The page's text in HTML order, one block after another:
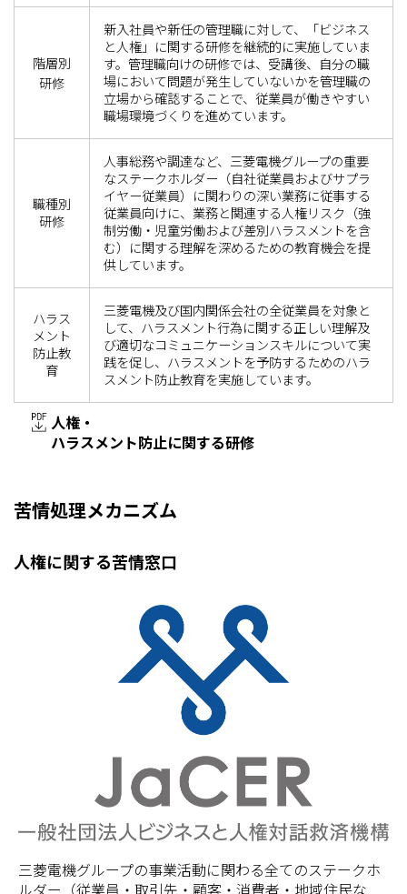
階層別
研修
新入社員や新任の管理職に対して、「ビジネス
と人権」に関する研修を継続的に実施していま
す。管理職向けの研修では、受講後、自分の職
場において問題が発生していないかを管理職の
立場から確認することで、従業員が働きやすい
職場環境づくりを進めています。
職種別
研修
人事総務や調達など、三菱電機グループの重要
なステークホルダー（自社従業員およびサプラ
イヤー従業員）に関わりの深い業務に従事する
従業員向けに、業務と関連する人権リスク（強
制労働・児童労働および差別ハラスメントを含
む）に関する理解を深めるための教育機会を提
供しています。
ハラス
メント
防止教
育
三菱電機及び国内関係会社の全従業員を対象と
して、ハラスメント行為に関する正しい理解及
び適切なコミュニケーションスキルについて実
践を促し、ハラスメントを予防するためのハラ
スメント防止教育を実施しています。
人権・
ハラスメント防止に関する研修
苦情処理メカニズム
人権に関する苦情窓口
三菱電機グループの事業活動に関わる全てのステークホ
ルダー（従業員・取引先・顧客・消費者・地域住民な